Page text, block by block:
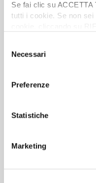
Se fai clic su ACCETTA
tutti i cookie. Se non sei
desideri accettare e
delNecessari
Preferenze
Statistiche
Marketing